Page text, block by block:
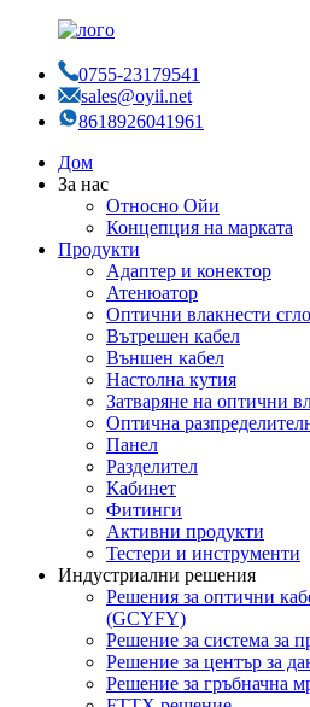
0755-23179541
sales@oyii.net
8618926041961
Дом
За нас
Относно Ойи
Концепция на марката
Продукти
Адаптер и конектор
Атенюатор
Оптични влакнести
Вътрешен кабел
Външен кабел
Настолна кутия
Затваряне на оптични
Оптична
Панел
Разделител
Кабинет
Фитинги
Активни продукти
Тестери и инструменти
Индустриални решения
Решения за оптични
(GCYFY)
Решение за система за
Решение за център за
Решение за гръбначна